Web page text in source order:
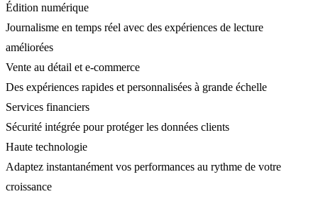
Édition numérique
Journalisme en temps réel avec des expériences de lecture
améliorées
Vente au détail et e-commerce
Des expériences rapides et personnalisées à grande échelle
Services financiers
Sécurité intégrée pour protéger les données clients
Haute technologie
Adaptez instantanément vos performances au rythme de votre
croissance